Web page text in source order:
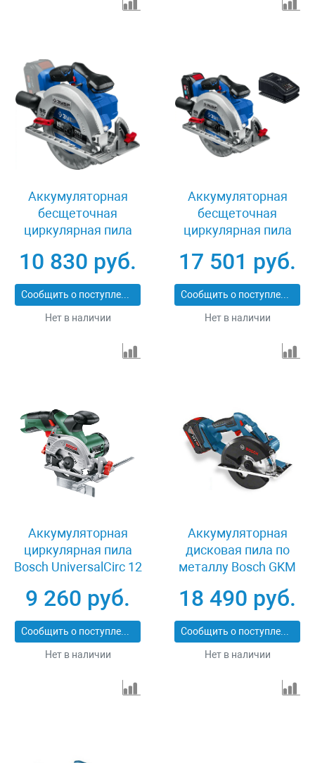
Аккумуляторная
бесщеточная
циркулярная пила
10 830 руб.
Сообщить о поступлении
Нет в наличии
Аккумуляторная
бесщеточная
циркулярная пила
17 501 руб.
Сообщить о поступлении
Нет в наличии
Аккумуляторная
циркулярная пила
Bosch UniversalCirc 12
9 260 руб.
Сообщить о поступлении
Нет в наличии
Аккумуляторная
дисковая пила по
металлу Bosch GKM
18 490 руб.
Сообщить о поступлении
Нет в наличии